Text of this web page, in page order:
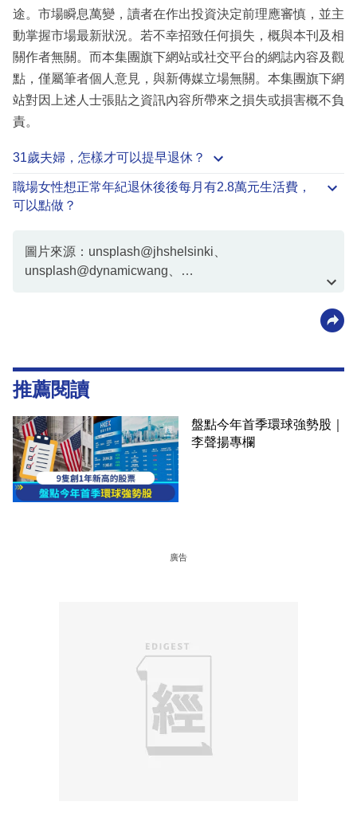
途。市場瞬息萬變，讀者在作出投資決定前理應審慎，並主
動掌握市場最新狀況。若不幸招致任何損失，概與本刊及相
關作者無關。而本集團旗下網站或社交平台的網誌內容及觀
點，僅屬筆者個人意見，與新傳媒立場無關。本集團旗下網
站對因上述人士張貼之資訊內容所帶來之損失或損害概不負
責。
31歲夫婦，怎樣才可以提早退休？
職場女性想正常年紀退休後後每月有2.8萬元生活費，
可以點做？
圖片來源：unsplash@jhshelsinki、
unsplash@dynamicwang、
推薦閱讀
盤點今年首季環球強勢股｜
李聲揚專欄
廣告